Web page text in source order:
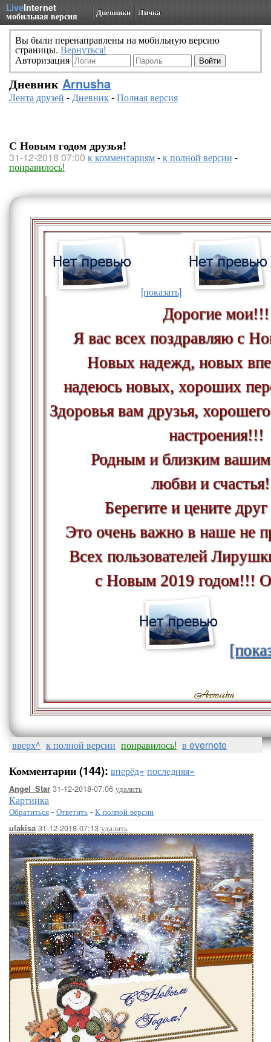
LiveInternet
мобильная версия Дневники Личка
Вы были перенаправлены на мобильную версию
страницы. Вернуться!
Авторизация
Дневник Arnusha
Лента друзей -Дневник-Полная версия
С Новым годом друзья!
31-12-2018 07:00 к комментариям-к полной версии -
понравилось!
[показать]
Дорогие мои!!!
Я вас всех поздравляю с
Новых надежд, новых
надеюсь новых, хороших
Здоровья вам друзья,
настроения!!!
Родным и близким вашим
любви и
Берегите и цените
Это очень важно в наше не
Всех пользователей
с Новым 2019 годом!!!
вверх^ к полной версии понравилось! в evernote
Комментарии (144): вперёд» последняя»
Angel_Star 31-12-2018-07:06 удалить
Картинка
Обратиться - Ответить - К полной версии
ulakisa 31-12-2018-07:13 удалить